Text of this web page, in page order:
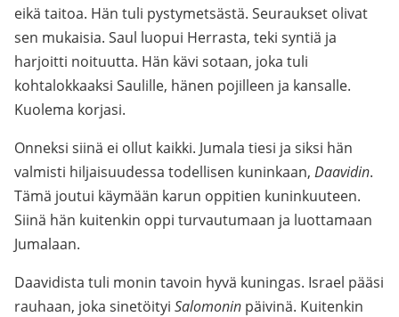
eikä taitoa. Hän tuli pystymetsästä. Seuraukset olivat
sen mukaisia. Saul luopui Herrasta, teki syntiä ja
harjoitti noituutta. Hän kävi sotaan, joka tuli
kohtalokkaaksi Saulille, hänen pojilleen ja kansalle.
Kuolema korjasi.
Onneksi siinä ei ollut kaikki. Jumala tiesi ja siksi hän
valmisti hiljaisuudessa todellisen kuninkaan, Daavidin.
Tämä joutui käymään karun oppitien kuninkuuteen.
Siinä hän kuitenkin oppi turvautumaan ja luottamaan
Jumalaan.
Daavidista tuli monin tavoin hyvä kuningas. Israel pääsi
rauhaan, joka sinetöityi Salomonin päivinä. Kuitenkin